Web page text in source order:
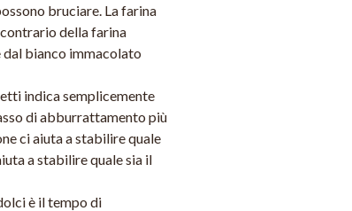
bruciare. La farina
della farina
dal bianco immacolato
indica semplicemente
di abburrattamento più
ci aiuta a stabilire quale
a stabilire quale sia il
è il tempo di